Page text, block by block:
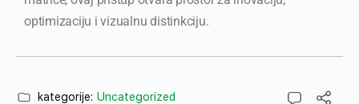
optimizaciju i vizualnu distinkciju.
kategorije: Uncategorized